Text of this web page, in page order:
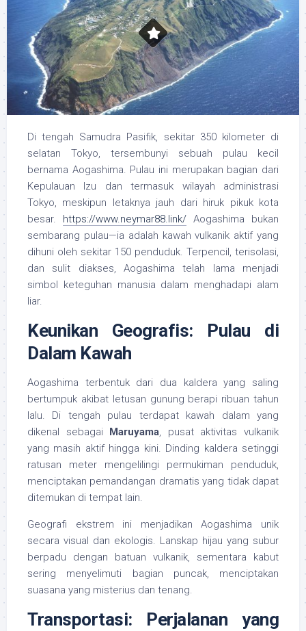
Di tengah Samudra Pasifik, sekitar 350 kilometer di
selatan Tokyo, tersembunyi sebuah pulau kecil
bernama Aogashima. Pulau ini merupakan bagian dari
Kepulauan Izu dan termasuk wilayah administrasi
Tokyo, meskipun letaknya jauh dari hiruk pikuk kota
besar. https://www.neymar88.link/ Aogashima bukan
sembarang pulau—ia adalah kawah vulkanik aktif yang
dihuni oleh sekitar 150 penduduk. Terpencil, terisolasi,
dan sulit diakses, Aogashima telah lama menjadi
simbol keteguhan manusia dalam menghadapi alam
liar.
Keunikan Geografis: Pulau di
Dalam Kawah
Aogashima terbentuk dari dua kaldera yang saling
bertumpuk akibat letusan gunung berapi ribuan tahun
lalu. Di tengah pulau terdapat kawah dalam yang
dikenal sebagai
Maruyama, pusat aktivitas vulkanik
yang masih aktif hingga kini. Dinding kaldera setinggi
ratusan meter mengelilingi permukiman penduduk,
menciptakan pemandangan dramatis yang tidak dapat
ditemukan di tempat lain.
Geografi ekstrem ini menjadikan Aogashima unik
secara visual dan ekologis. Lanskap hijau yang subur
berpadu dengan batuan vulkanik, sementara kabut
sering menyelimuti bagian puncak, menciptakan
suasana yang misterius dan tenang.
Transportasi: Perjalanan yang